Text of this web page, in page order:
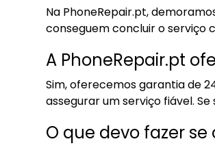
Na PhoneRepair.pt,
conseguem concluir o serviço
A PhoneRepair.pt
Sim, oferecemos garantia de
assegurar um serviço fiável.
O que devo fazer